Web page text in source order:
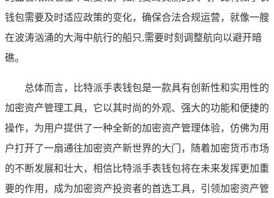
钱包需要及时适应政策的变化，确保合法合规运营，就像一艘
在波涛汹涌的大海中航行的船只,需要时刻调整航向以避开暗
礁。
总体而言，比特派手表钱包是一款具有创新性和实用性的
加密资产管理工具，它以其时尚的外观、强大的功能和便捷的
操作，为用户提供了一种全新的加密资产管理体验，仿佛为用
户打开了一扇通往加密资产新世界的大门，随着加密货币市场
的不断发展和壮大，相信比特派手表钱包将在未来发挥更加重
要的作用，成为加密资产投资者的首选工具，引领加密资产管